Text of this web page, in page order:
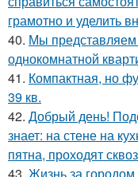
грамотно и уделить
40. Мы
однокомнатной
41. Компактная, но
39 кв.
42. Добрый день!
знает: на стене на
пятна, проходят
43. Жизнь за городом